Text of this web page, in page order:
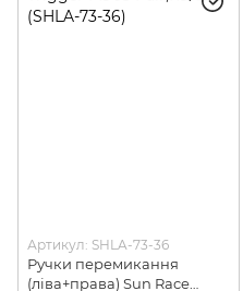
Артикул: SHLA-73-36
Ручки перемикання
(ліва+права) Sun Race